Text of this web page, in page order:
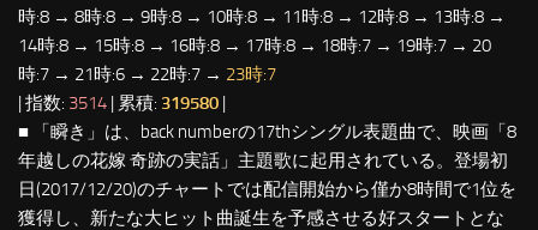
時:8 → 8時:8 → 9時:8 → 10時:8 → 11時:8 → 12時:8 → 13時:8 →
14時:8 → 15時:8 → 16時:8 → 17時:8 → 18時:7 → 19時:7 → 20
時:7 → 21時:6 → 22時:7 → 23時:7
| 指数: 3514 | 累積: 319580 |
■ 「瞬き」は、back numberの17thシングル表題曲で、映画「8
年越しの花嫁 奇跡の実話」主題歌に起用されている。登場初
日(2017/12/20)のチャートでは配信開始から僅か8時間で1位を
獲得し、新たな大ヒット曲誕生を予感させる好スタートとな